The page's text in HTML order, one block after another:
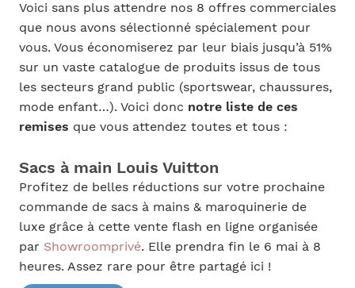
Voici sans plus attendre nos 8 offres commerciales
que nous avons sélectionné spécialement pour
vous. Vous économiserez par leur biais jusqu’à 51%
sur un vaste catalogue de produits issus de tous
les secteurs grand public (sportswear, chaussures,
mode enfant…). Voici donc notre liste de ces
remises que vous attendez toutes et tous :
Sacs à main Louis Vuitton
Profitez de belles réductions sur votre prochaine
commande de sacs à mains & maroquinerie de
luxe grâce à cette vente flash en ligne organisée
par Showroomprivé. Elle prendra fin le 6 mai à 8
heures. Assez rare pour être partagé ici !